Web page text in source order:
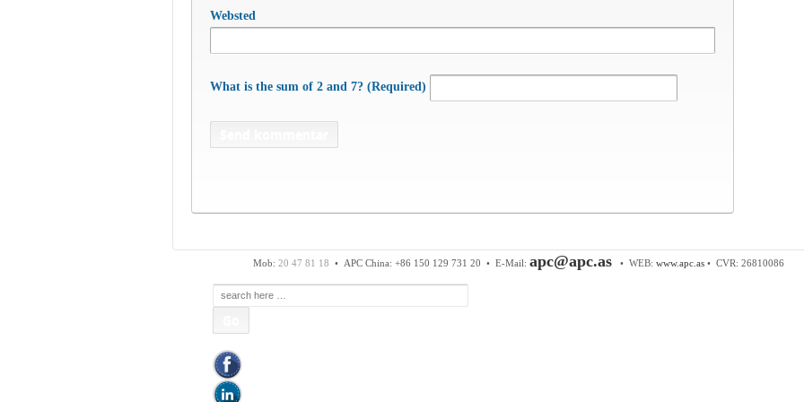
Websted
What is the sum of 2 and 7? (Required)
Mob: 20 47 81 18 • APC China: +86 150 129 731 20 • E-Mail: apc@apc.as • WEB: www.apc.as • CVR: 26810086